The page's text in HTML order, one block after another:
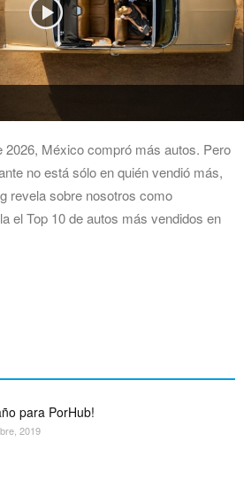
2026, México compró más autos. Pero
no está sólo en quién vendió más,
revela sobre nosotros como
el Top 10 de autos más vendidos en
para PorHub!
2019